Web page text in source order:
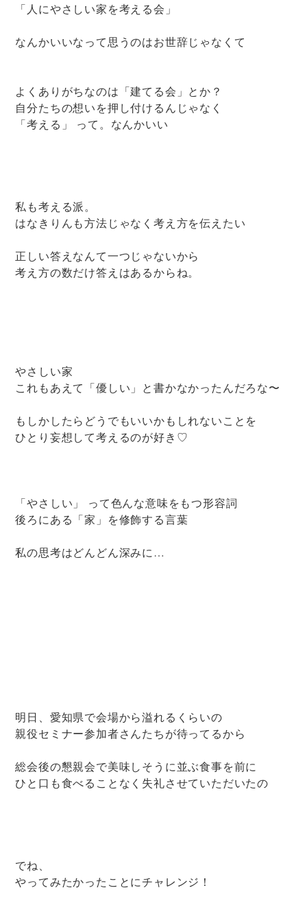
「人にやさしい家を考える会」
なんかいいなって思うのはお世辞じゃなくて
よくありがちなのは「建てる会」とか？
自分たちの想いを押し付けるんじゃなく
「考える」 って。なんかいい
私も考える派。
はなきりんも方法じゃなく考え方を伝えたい
正しい答えなんて一つじゃないから
考え方の数だけ答えはあるからね。
やさしい家
これもあえて「優しい」と書かなかったんだろな〜
もしかしたらどうでもいいかもしれないことを
ひとり妄想して考えるのが好き♡
「やさしい」 って色んな意味をもつ形容詞
後ろにある「家」を修飾する言葉
私の思考はどんどん深みに…
明日、愛知県で会場から溢れるくらいの
親役セミナー参加者さんたちが待ってるから
総会後の懇親会で美味しそうに並ぶ食事を前に
ひと口も食べることなく失礼させていただいたの
でね、
やってみたかったことにチャレンジ！